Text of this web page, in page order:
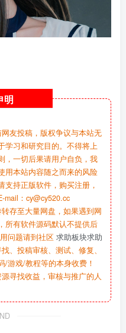
明
友投稿，版权争议与本站无
学习和研究目的。不得将上
，一切后果请用户自负，我
用本站内容随之而来的风险
持正版软件，购买注册，
mail：cy@cy520.cc
存至大量网盘，如果遇到网
所有软件源码默认不提供后
问题请到社区 求助板块求助
、投稿审核、测试、修复、
/游戏/教程等的本身收费！
寻找收益，审核与推广的人